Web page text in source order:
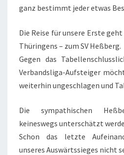
ganz bestimmt jeder etwas
Die Reise für unsere Erste
Thüringens – zum SV Heßberg.
Gegen das
Verbandsliga-Aufsteiger
weiterhin ungeschlagen und
Die sympathischen
keineswegs unterschätzt
Schon das letzte
unseres Auswärtssieges nicht